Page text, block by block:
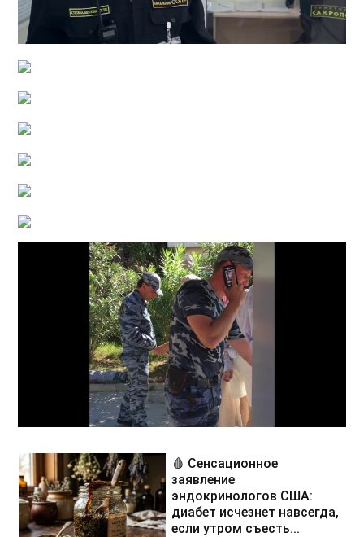
🩸 Сенсационное
заявление
эндокринологов США:
диабет исчезнет навсегда,
если утром съесть...